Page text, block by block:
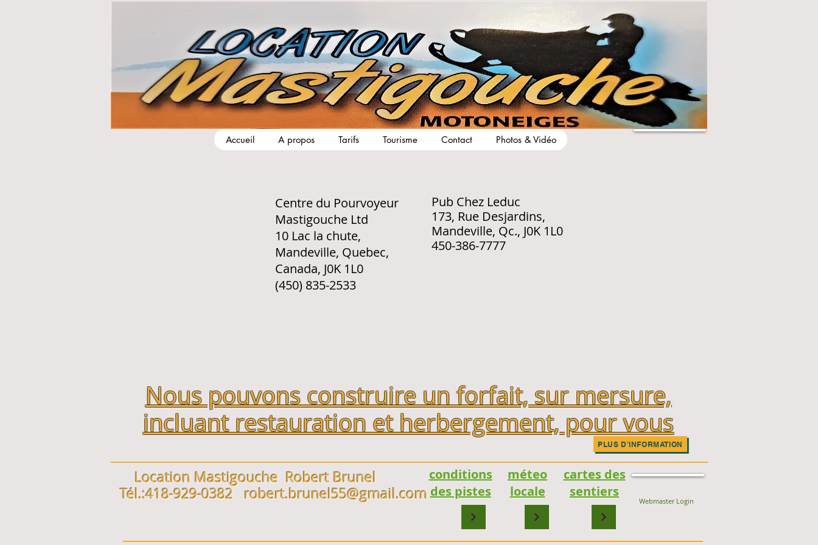
Accueil A propos Tarifs Tourisme Contact Photos & Vidéo
Centre du Pourvoyeur
Mastigouche Ltd
10 Lac la chute,
Mandeville, Quebec,
Canada, J0K 1L0
(450) 835-2533
Pub Chez Leduc
173, Rue Desjardins,
Mandeville, Qc., J0K 1L0
450-386-7777
Nous pouvons construire un forfait, sur mersure,
incluant restauration et herbergement, pour vous
PLUS D'INFORMATION
Location Mastigouche Robert Brunel
Tél.:418-929-0382 robert.brunel55@gmail.com
conditions
des pistes
méteo
locale
Webmaster Login
cartes des
sentiers